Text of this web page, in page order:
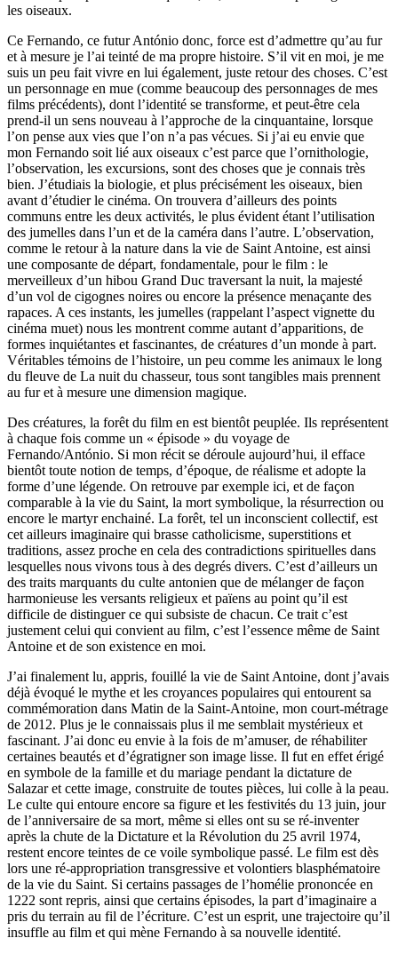
les oiseaux.
Ce Fernando, ce futur António donc, force est d’admettre qu’au fur
et à mesure je l’ai teinté de ma propre histoire. S’il vit en moi, je me
suis un peu fait vivre en lui également, juste retour des choses. C’est
un personnage en mue (comme beaucoup des personnages de mes
films précédents), dont l’identité se transforme, et peut-être cela
prend-il un sens nouveau à l’approche de la cinquantaine, lorsque
l’on pense aux vies que l’on n’a pas vécues. Si j’ai eu envie que
mon Fernando soit lié aux oiseaux c’est parce que l’ornithologie,
l’observation, les excursions, sont des choses que je connais très
bien. J’étudiais la biologie, et plus précisément les oiseaux, bien
avant d’étudier le cinéma. On trouvera d’ailleurs des points
communs entre les deux activités, le plus évident étant l’utilisation
des jumelles dans l’un et de la caméra dans l’autre. L’observation,
comme le retour à la nature dans la vie de Saint Antoine, est ainsi
une composante de départ, fondamentale, pour le film : le
merveilleux d’un hibou Grand Duc traversant la nuit, la majesté
d’un vol de cigognes noires ou encore la présence menaçante des
rapaces. A ces instants, les jumelles (rappelant l’aspect vignette du
cinéma muet) nous les montrent comme autant d’apparitions, de
formes inquiétantes et fascinantes, de créatures d’un monde à part.
Véritables témoins de l’histoire, un peu comme les animaux le long
du fleuve de La nuit du chasseur, tous sont tangibles mais prennent
au fur et à mesure une dimension magique.
Des créatures, la forêt du film en est bientôt peuplée. Ils représentent
à chaque fois comme un « épisode » du voyage de
Fernando/António. Si mon récit se déroule aujourd’hui, il efface
bientôt toute notion de temps, d’époque, de réalisme et adopte la
forme d’une légende. On retrouve par exemple ici, et de façon
comparable à la vie du Saint, la mort symbolique, la résurrection ou
encore le martyr enchainé. La forêt, tel un inconscient collectif, est
cet ailleurs imaginaire qui brasse catholicisme, superstitions et
traditions, assez proche en cela des contradictions spirituelles dans
lesquelles nous vivons tous à des degrés divers. C’est d’ailleurs un
des traits marquants du culte antonien que de mélanger de façon
harmonieuse les versants religieux et païens au point qu’il est
difficile de distinguer ce qui subsiste de chacun. Ce trait c’est
justement celui qui convient au film, c’est l’essence même de Saint
Antoine et de son existence en moi.
J’ai finalement lu, appris, fouillé la vie de Saint Antoine, dont j’avais
déjà évoqué le mythe et les croyances populaires qui entourent sa
commémoration dans Matin de la Saint-Antoine, mon court-métrage
de 2012. Plus je le connaissais plus il me semblait mystérieux et
fascinant. J’ai donc eu envie à la fois de m’amuser, de réhabiliter
certaines beautés et d’égratigner son image lisse. Il fut en effet érigé
en symbole de la famille et du mariage pendant la dictature de
Salazar et cette image, construite de toutes pièces, lui colle à la peau.
Le culte qui entoure encore sa figure et les festivités du 13 juin, jour
de l’anniversaire de sa mort, même si elles ont su se ré-inventer
après la chute de la Dictature et la Révolution du 25 avril 1974,
restent encore teintes de ce voile symbolique passé. Le film est dès
lors une ré-appropriation transgressive et volontiers blasphématoire
de la vie du Saint. Si certains passages de l’homélie prononcée en
1222 sont repris, ainsi que certains épisodes, la part d’imaginaire a
pris du terrain au fil de l’écriture. C’est un esprit, une trajectoire qu’il
insuffle au film et qui mène Fernando à sa nouvelle identité.